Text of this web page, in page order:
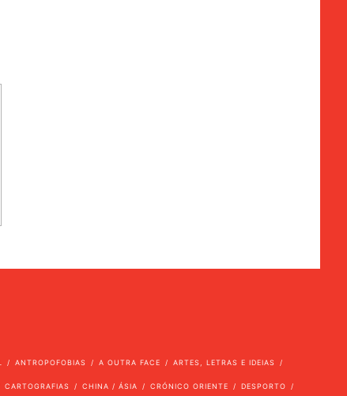
ANTROPOFOBIAS A OUTRA FACE ARTES, LETRAS E IDEIAS
CARTOGRAFIAS CHINA / ÁSIA CRÓNICO ORIENTE DESPORTO